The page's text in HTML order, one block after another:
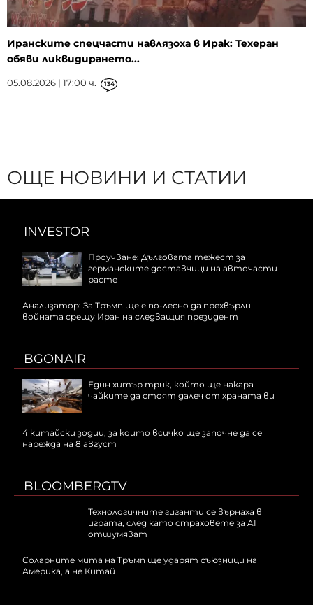
Иранските спецчасти навлязоха в Ирак: Техеран
обяви ликвидирането...
05.08.2026 | 17:00 ч. 134
ОЩЕ НОВИНИ И СТАТИИ
INVESTOR
Проучване: Дълговата тежест за
германските доставчици на авточасти
расте
Анализатор: За Тръмп ще е по-лесно да прехвърли
войната срещу Иран на следващия президент
BGONAIR
Един хитър трик, който ще накара
чайките да стоят далеч от храната ви
4 китайски зодии, за които всичко ще започне да се
нарежда на 8 август
BLOOMBERGTV
Технологичните гиганти се върнаха в
играта, след като страховете за AI
отшумяват
Соларните мита на Тръмп ще ударят съюзници на
Америка, а не Китай